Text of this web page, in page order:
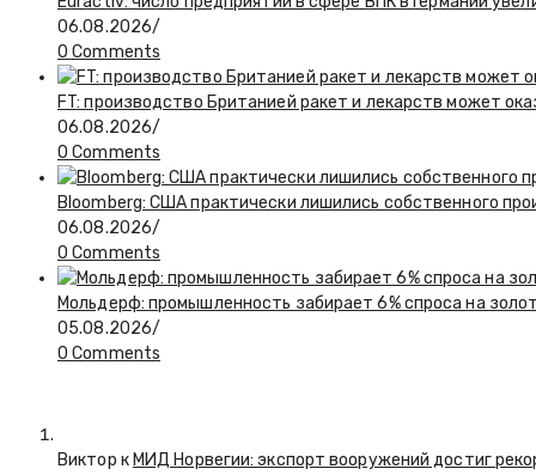
06.08.2026/
0 Comments
FT: производство Британией ракет и лекарств может
06.08.2026/
0 Comments
Bloomberg: США практически лишились собственного
06.08.2026/
0 Comments
Мольдерф: промышленность забирает 6% спроса на
05.08.2026/
0 Comments
Виктор кМИД Норвегии: экспорт вооружений достиг